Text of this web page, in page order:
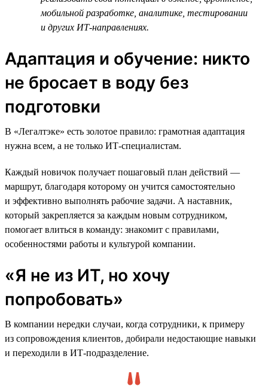
мобильной разработке, аналитике, тестировании
и других ИТ-направлениях.
Адаптация и обучение: никто
не бросает в воду без
подготовки
В «Легалтэке» есть золотое правило: грамотная адаптация
нужна всем, а не только ИТ-специалистам.
Каждый новичок получает пошаговый план действий —
маршрут, благодаря которому он учится самостоятельно
и эффективно выполнять рабочие задачи. А наставник,
который закрепляется за каждым новым сотрудником,
помогает влиться в команду: знакомит с правилами,
особенностями работы и культурой компании.
«Я не из ИТ, но хочу
попробовать»
В компании нередки случаи, когда сотрудники, к примеру
из сопровождения клиентов, добирали недостающие навыки
и переходили в ИТ-подразделение.